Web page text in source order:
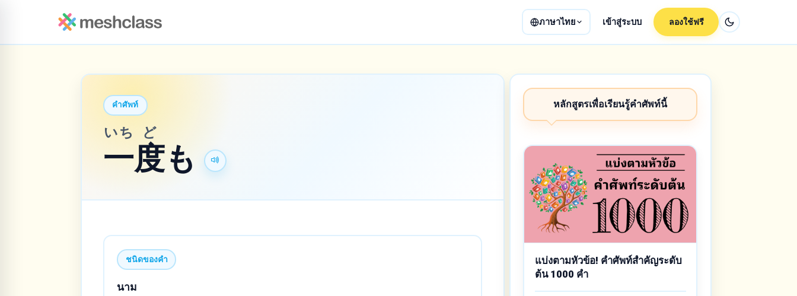
ภาษาไทย เข้าสู่ระบบ ลองใช้ฟรี
คำศัพท์
一
いち
度
ど
も
ชนิดของคำ
นาม
หลักสูตรเพื่อเรียนรู้คำศัพท์นี้
แบ่งตามหัวข้อ! คำศัพท์สำคัญระดับ
ต้น 1000 คำ